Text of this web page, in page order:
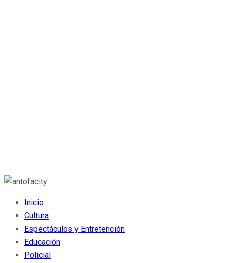
Inicio
Cultura
Espectáculos y Entretención
Educación
Policial